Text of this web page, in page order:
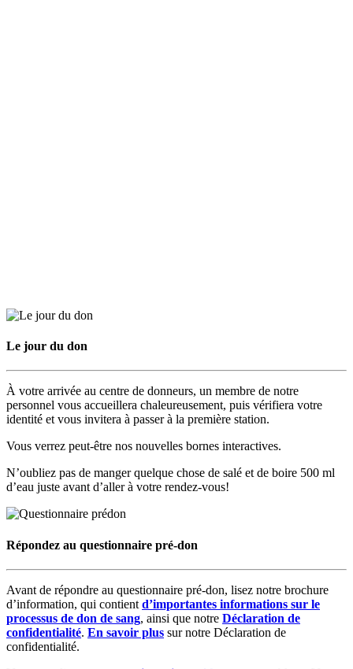
Le jour du don
À votre arrivée au centre de donneurs, un membre de notre
personnel vous accueillera chaleureusement, puis vérifiera votre
identité et vous invitera à passer à la première station.
Vous verrez peut-être nos nouvelles bornes interactives.
N’oubliez pas de manger quelque chose de salé et de boire 500 ml
d’eau juste avant d’aller à votre rendez-vous!
Répondez au questionnaire pré-don
Avant de répondre au questionnaire pré-don, lisez notre brochure
d’information, qui contient d’importantes informations sur le
processus de don de sang, ainsi que notre Déclaration de
confidentialité. En savoir plus sur notre Déclaration de
confidentialité.